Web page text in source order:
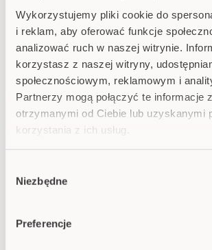
Wykorzystujemy pliki cookie do
i reklam, aby oferować funkcje
analizować ruch w naszej witrynie.
korzystasz z naszej witryny,
społecznościowym, reklamowym i
Partnerzy mogą połączyć te informacje
otrzymanymi od Ciebie lub uzyskanymi
korzystania z ich usług.
Imprint
zgody
Niezbędne
Preferencje
POWIĄZANE